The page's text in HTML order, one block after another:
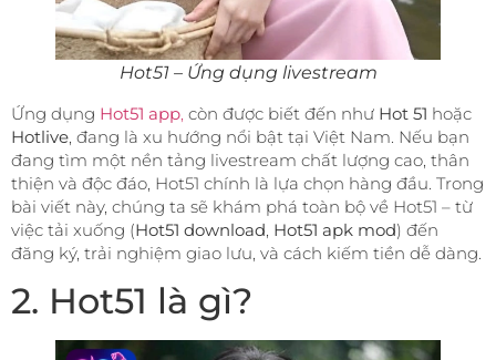
Hot51 – Ứng dụng livestream
Ứng dụng Hot51 app còn được biết đến như Hot 51 hoặc
Hotlive , đang là xu hướng nổi bật tại Việt Nam. Nếu bạn
đang tìm một nền tảng livestream chất lượng cao, thân
thiện và độc đáo, Hot51 chính là lựa chọn hàng đầu. Trong
bài viết này, chúng ta sẽ khám phá toàn bộ về Hot51 – từ
việc tải xuống (Hot51 download Hot51 apk mod) đến
đăng ký, trải nghiệm giao lưu, và cách kiếm tiền dễ dàng.
2. Hot51 là gì?